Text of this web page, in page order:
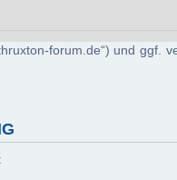
forum.de“) und